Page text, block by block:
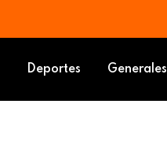
Deportes Generales